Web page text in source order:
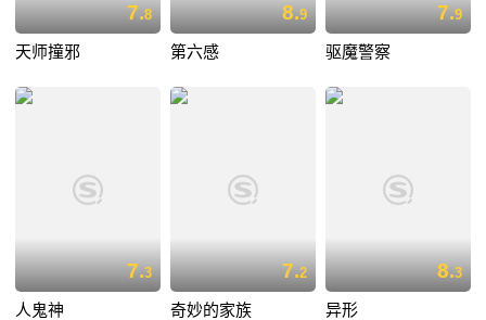
7.8
天师撞邪
8.9
第六感
7.9
驱魔警察
7.3
人鬼神
7.2
奇妙的家族
8.3
异形